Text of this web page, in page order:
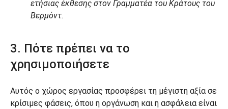
ετήσιας έκθεσης στον Γραμματέα του Κράτους του
Βερμόντ.
3. Πότε πρέπει να το
χρησιμοποιήσετε
Αυτός ο χώρος εργασίας προσφέρει τη μέγιστη αξία σε
κρίσιμες φάσεις, όπου η οργάνωση και η ασφάλεια είναι